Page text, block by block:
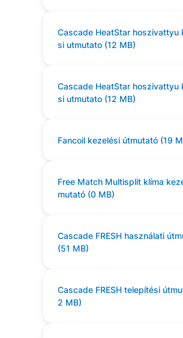
Cascade HeatStar hoszivattyu
si utmutato (12 MB)
Cascade HeatStar hoszivattyu
si utmutato (12 MB)
Fancoil kezelési útmutató (19
Free Match Multisplit klíma
mutató (0 MB)
Cascade FRESH használati
(51 MB)
Cascade FRESH telepítési
2 MB)